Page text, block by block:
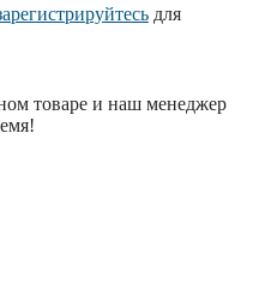
для
товаре и наш менеджер